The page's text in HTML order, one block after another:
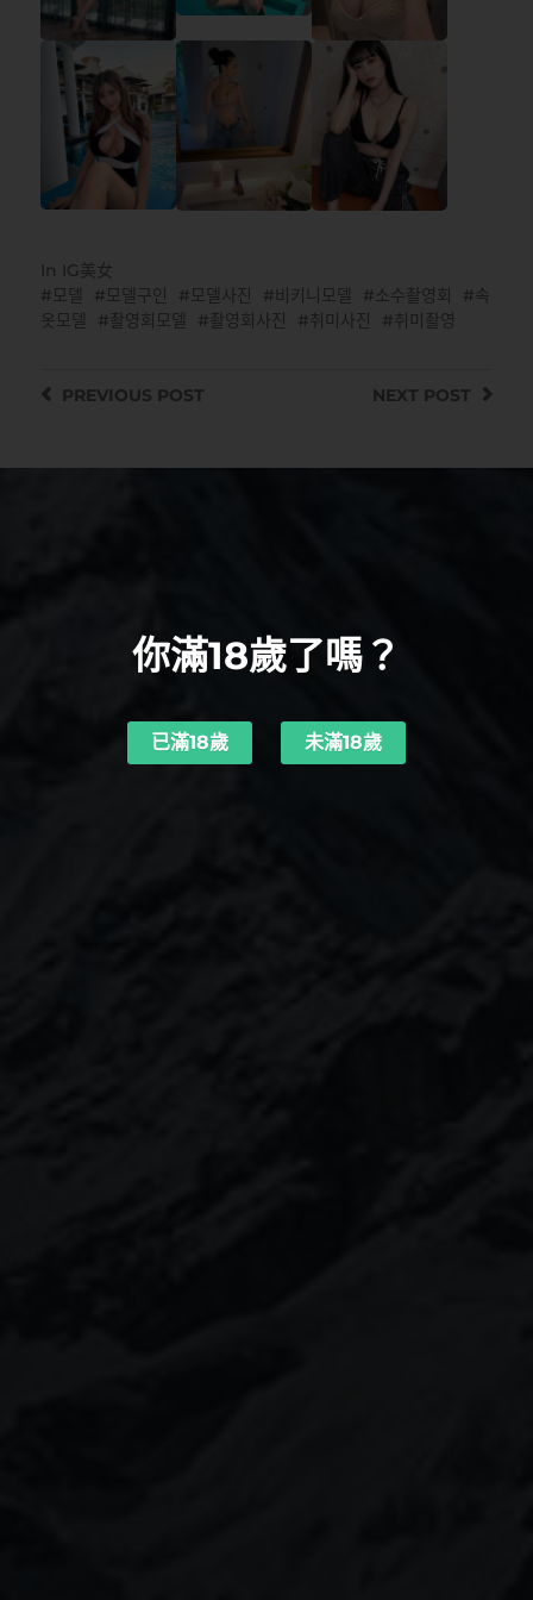
In IG美女
모델
모델구인 모델사진 비키니모델 소수촬영회
속
옷모델
촬영회모델 촬영회사진 취미사진 취미촬영
NEXT POST
PREVIOUS POST
你滿18歲了嗎？
已滿18歲 未滿18歲